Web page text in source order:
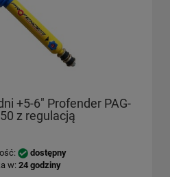
+5-6" Profender PAG-
z regulacją
dostępny
w: 24 godziny